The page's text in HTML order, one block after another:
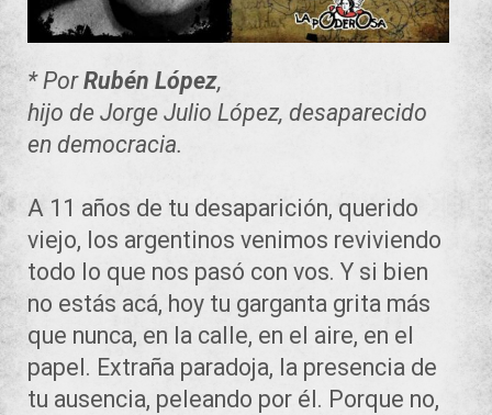
* PorRubén López,
hijo de Jorge Julio López, desaparecido
en democracia.
A 11 años de tu desaparición, querido
viejo, los argentinos venimos reviviendo
todo lo que nos pasó con vos. Y si bien
no estás acá, hoy tu garganta grita más
que nunca, en la calle, en el aire, en el
papel. Extraña paradoja, la presencia de
tu ausencia, peleando por él. Porque no,